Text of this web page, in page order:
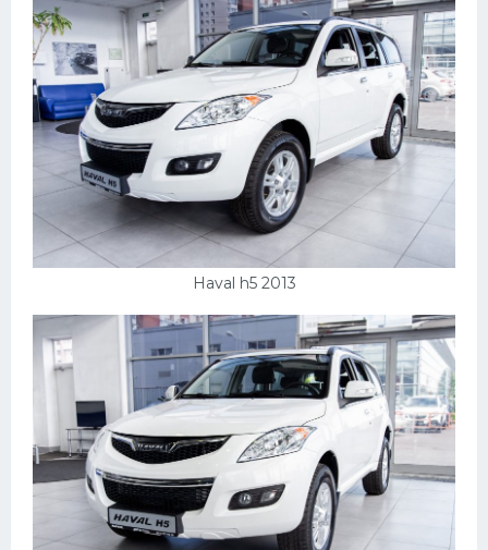
Haval h5 2013